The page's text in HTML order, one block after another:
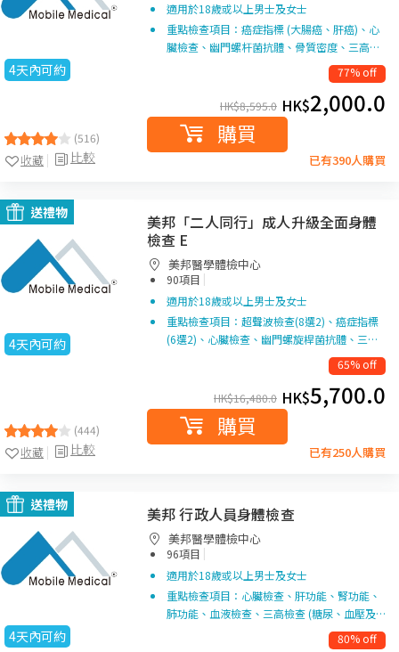
4天內可約
(516)
比較
收藏
適用於18歲或以上男士及女士
重點檢查項目：癌症指標 (大腸癌、肝癌)、心
臟檢查、幽門螺杆菌抗體、骨質密度、三高…
77% off
HK$8,595.0 HK$2,000.0
購買
已有390人購買
送禮物
4天內可約
(444)
比較
收藏
美邦「二人同行」成人升級全面身體
檢查 E
美邦醫學體檢中心
90項目 |
適用於18歲或以上男士及女士
重點檢查項目：超聲波檢查(8選2)、癌症指標
(6選2)、心臟檢查、幽門螺旋桿菌抗體、三…
65% off
HK$16,480.0 HK$5,700.0
購買
已有250人購買
送禮物
4天內可約
美邦 行政人員身體檢查
美邦醫學體檢中心
96項目 |
適用於18歲或以上男士及女士
重點檢查項目：心臟檢查、肝功能、腎功能、
肺功能、血液檢查、三高檢查 (糖尿、血壓及…
80% off